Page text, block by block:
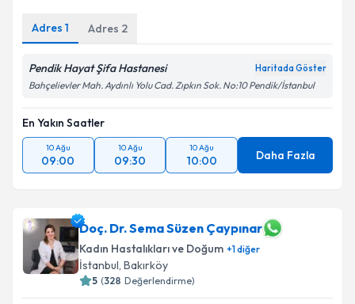
Adres 1 Adres 2
Pendik Hayat Şifa Hastanesi Haritada Göster
Bahçelievler Mah. Aydınlı Yolu Cad. Zıpkın Sok. No:10 Pendik/İstanbul
En Yakın Saatler
10 Ağu
09:00
10 Ağu
09:30
10 Ağu
10:00 Daha Fazla
Doç. Dr. Sema Süzen Çaypınar
Kadın Hastalıkları ve Doğum +1diğer
İstanbul, Bakırköy
5 (328 Değerlendirme)